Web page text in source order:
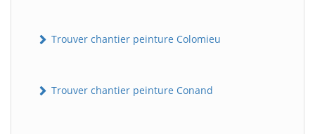
Trouver chantier peinture Colomieu
Trouver chantier peinture Conand